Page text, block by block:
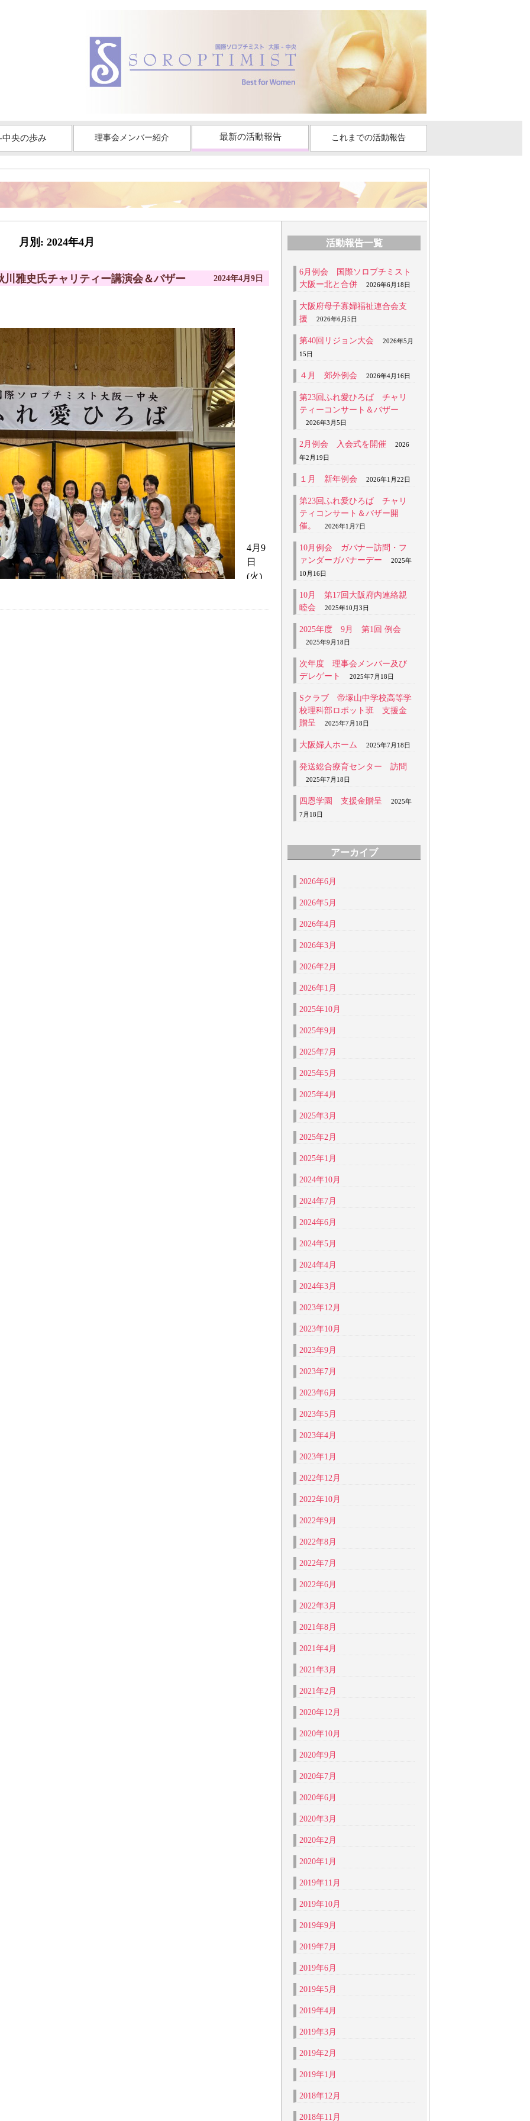
中央の歩み 理事会メンバー紹介 最新の活動報告 これまでの活動報告
月別: 2024年4月
雅史氏チャリティー講演会＆バザー 2024年4月9日
4月9
日
(火)
活動報告一覧
6月例会 国際ソロプチミスト
大阪ー北と合併
2026年6月18日
大阪府母子寡婦福祉連合会支
援
2026年6月5日
第40回リジョン大会
2026年5月
15日
４月 郊外例会 2026年4月16日
第23回ふれ愛ひろば チャリ
ティーコンサート＆バザー
2026年3月5日
2月例会 入会式を開催
2026
年2月19日
１月 新年例会 2026年1月22日
第23回ふれ愛ひろば チャリ
ティコンサート＆バザー開
催。
2026年1月7日
10月例会 ガバナー訪問・フ
ァンダーガバナーデー
2025年
10月16日
10月 第17回大阪府内連絡親
睦会
2025年10月3日
2025年度 9月 第1回 例会
2025年9月18日
次年度 理事会メンバー及び
デレゲート
2025年7月18日
Sクラブ 帝塚山中学校高等学
校理科部ロボット班 支援金
贈呈
2025年7月18日
大阪婦人ホーム 2025年7月18日
発送総合療育センター 訪問
2025年7月18日
四恩学園 支援金贈呈
2025年
7月18日
アーカイブ
2026年6月
2026年5月
2026年4月
2026年3月
2026年2月
2026年1月
2025年10月
2025年9月
2025年7月
2025年5月
2025年4月
2025年3月
2025年2月
2025年1月
2024年10月
2024年7月
2024年6月
2024年5月
2024年4月
2024年3月
2023年12月
2023年10月
2023年9月
2023年7月
2023年6月
2023年5月
2023年4月
2023年1月
2022年12月
2022年10月
2022年9月
2022年8月
2022年7月
2022年6月
2022年3月
2021年8月
2021年4月
2021年3月
2021年2月
2020年12月
2020年10月
2020年9月
2020年7月
2020年6月
2020年3月
2020年2月
2020年1月
2019年11月
2019年10月
2019年9月
2019年7月
2019年6月
2019年5月
2019年4月
2019年3月
2019年2月
2019年1月
2018年12月
2018年11月